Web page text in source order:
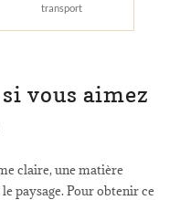
transport
vous aimez
claire, une matière
paysage. Pour obtenir ce